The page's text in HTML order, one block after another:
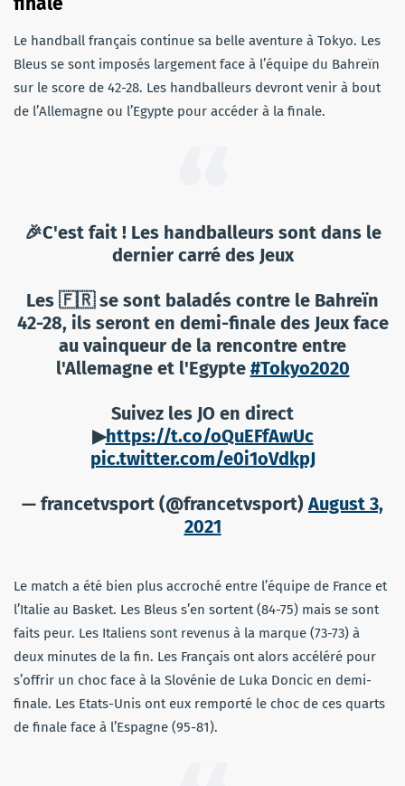
Le handball français continue sa belle aventure à Tokyo. Les
Bleus se sont imposés largement face à l’équipe du Bahreïn
sur le score de 42-28. Les handballeurs devront venir à bout
de l’Allemagne ou l’Egypte pour accéder à la finale.
🎉C'est fait ! Les handballeurs sont dans le
dernier carré des Jeux
Les 🇫🇷 se sont baladés contre le Bahreïn
42-28, ils seront en demi-finale des Jeux face
au vainqueur de la rencontre entre
l'Allemagne et l'Egypte #Tokyo2020
Suivez les JO en direct
▶https://t.co/oQuEFfAwUc
pic.twitter.com/e0i1oVdkpJ
— francetvsport (@francetvsport)August 3,
2021
Le match a été bien plus accroché entre l’équipe de France et
l’Italie au Basket. Les Bleus s’en sortent (84-75) mais se sont
faits peur. Les Italiens sont revenus à la marque (73-73) à
deux minutes de la fin. Les Français ont alors accéléré pour
s’offrir un choc face à la Slovénie de Luka Doncic en demi-
finale. Les Etats-Unis ont eux remporté le choc de ces quarts
de finale face à l’Espagne (95-81).